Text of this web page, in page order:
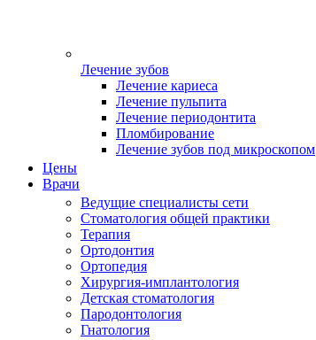
Лечение зубов
Лечение кариеса
Лечение пульпита
Лечение периодонтита
Пломбирование
Лечение зубов под микроскопом
Цены
Врачи
Ведущие специалисты сети
Стоматология общей практики
Терапия
Ортодонтия
Ортопедия
Хирургия-имплантология
Детская стоматология
Пародонтология
Гнатология